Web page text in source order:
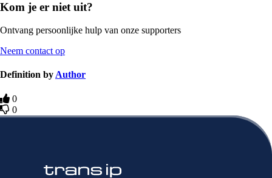
Kom je er niet uit?
Ontvang persoonlijke hulp van onze supporters
Neem contact op
Definition byAuthor
0
0